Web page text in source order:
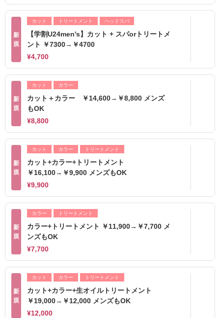
新
規
カット トリートメント ヘッドスパ
【学割U24men's】カット + スパorトリートメ
ント ￥7300→￥4700
¥4,700
新
規
カット カラー
カット＋カラー ￥14,600→￥8,800 メンズ
もOK
¥8,800
新
規
カット カラー トリートメント
カット+カラー+トリートメント
￥16,100→￥9,900 メンズもOK
¥9,900
新
規
カラー トリートメント
カラー+トリートメント ￥11,900→￥7,700 メ
ンズもOK
¥7,700
新
規
カット カラー トリートメント
カット+カラー+生オイルトリートメント
￥19,000→￥12,000 メンズもOK
¥12,000